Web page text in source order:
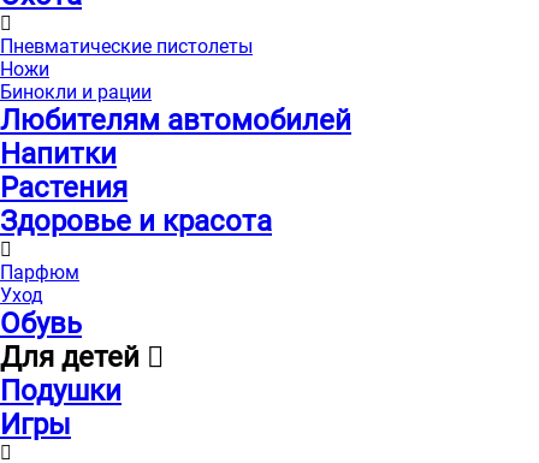
Пневматические пистолеты
Ножи
Бинокли и рации
Любителям автомобилей
Напитки
Растения
Здоровье и красота
Парфюм
Уход
Обувь
Для детей
Подушки
Игры